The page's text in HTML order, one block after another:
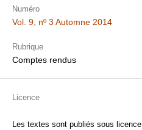
Numéro
Vol. 9, nº 3 Automne 2014
Rubrique
Comptes rendus
Licence
Les textes sont publiés sous licence